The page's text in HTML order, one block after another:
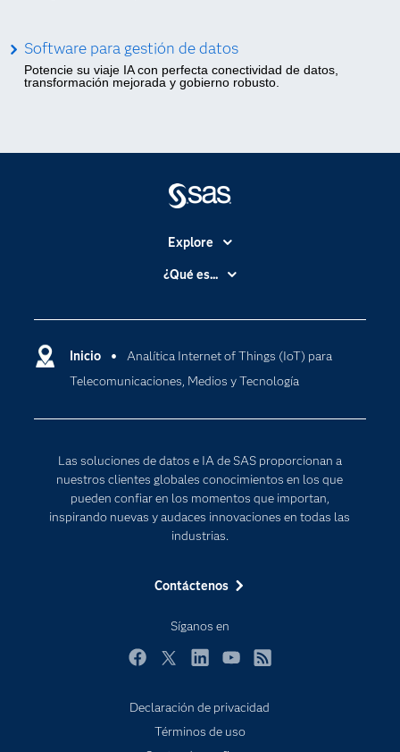
Software para gestión de datos
Potencie su viaje IA con perfecta conectividad de datos,
transformación mejorada y gobierno robusto.
Inicio
Analítica Internet of Things (IoT) para
Telecomunicaciones, Medios y Tecnología
Las soluciones de datos e IA de SAS proporcionan a
nuestros clientes globales conocimientos en los que
pueden confiar en los momentos que importan,
inspirando nuevas y audaces innovaciones en todas las
industrias.
Contáctenos
Síganos en
Explore
Compañía
Comunidades
Desarrolladores
Estudiantes
Eventos
Formación
Internet de las Cosas
Mi SAS
Oportunidades profesionales
Productos
Sala de prensa
¿Qué es...
Cloud Computing
Inteligencia artificial
Declaración de privacidad
Términos de uso